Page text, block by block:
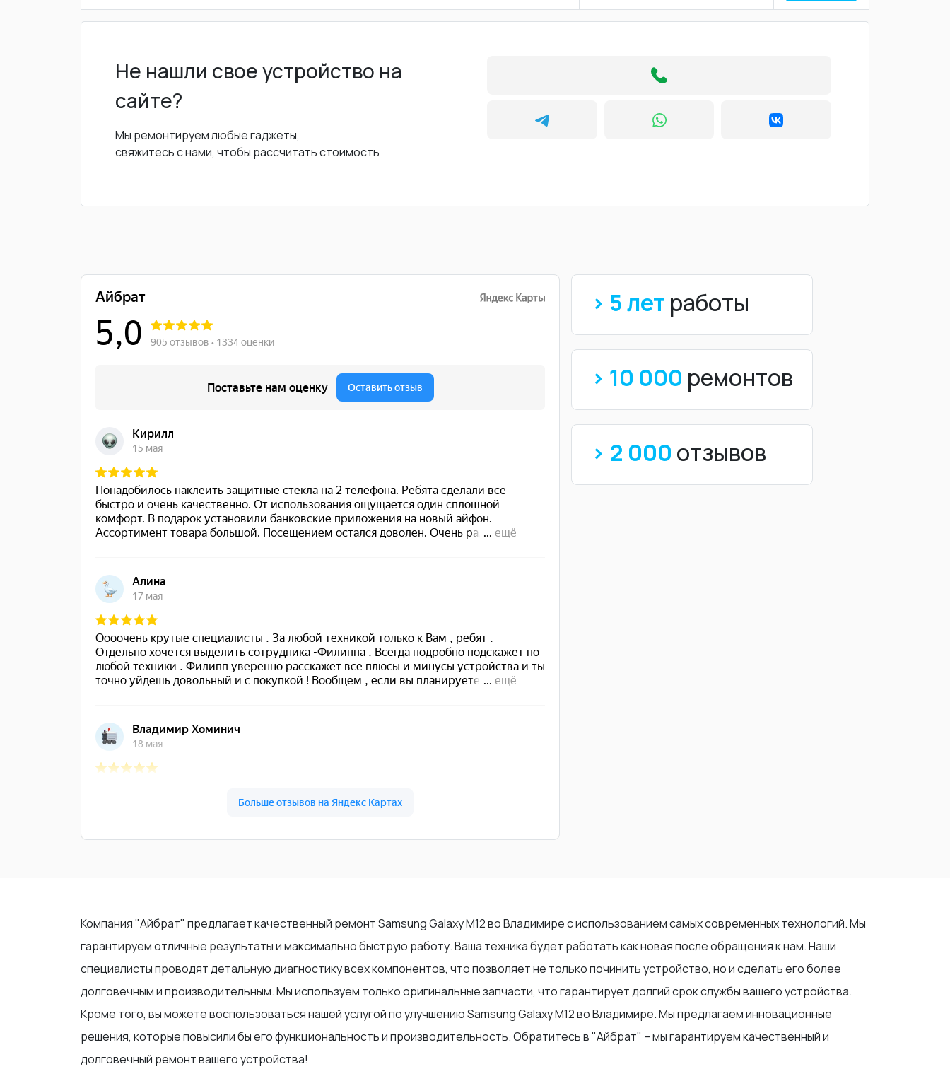
Не нашли свое устройство на
сайте?
Мы ремонтируем любые гаджеты,
свяжитесь с нами, чтобы рассчитать стоимость
> 5 лет работы
> 10 000 ремонтов
> 2 000 отзывов
Компания "Айбрат" предлагает качественный ремонт Samsung Galaxy M12 во Владимире с использованием самых современных технологий. Мы
гарантируем отличные результаты и максимально быструю работу. Ваша техника будет работать как новая после обращения к нам. Наши
специалисты проводят детальную диагностику всех компонентов, что позволяет не только починить устройство, но и сделать его более
долговечным и производительным. Мы используем только оригинальные запчасти, что гарантирует долгий срок службы вашего устройства.
Кроме того, вы можете воспользоваться нашей услугой по улучшению Samsung Galaxy M12 во Владимире. Мы предлагаем инновационные
решения, которые повысили бы его функциональность и производительность. Обратитесь в "Айбрат" – мы гарантируем качественный и
долговечный ремонт вашего устройства!